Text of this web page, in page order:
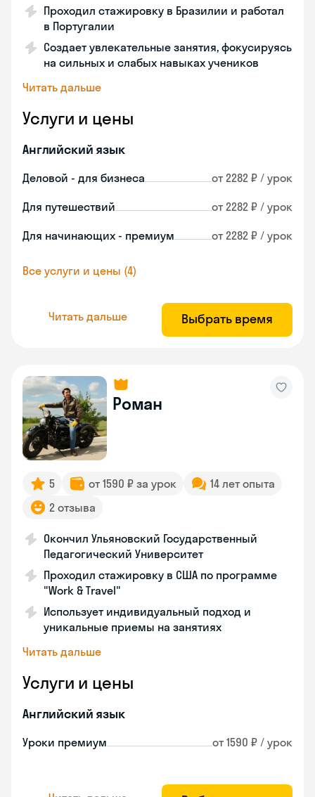
Проходил стажировку в Бразилии и работал
в Португалии
Создает увлекательные занятия, фокусируясь
на сильных и слабых навыках учеников
Читать дальше
Услуги и цены
Английский язык
Деловой - для бизнеса от 2282 ₽ / урок
Для путешествий от 2282 ₽ / урок
Для начинающих - премиум от 2282 ₽ / урок
Все услуги и цены (4)
Читать дальше Выбрать время
Роман
5 от 1590 ₽ за урок
14 лет опыта
2 отзыва
Окончил Ульяновский Государственный
Педагогический Университет
Проходил стажировку в США по программе
"Work & Travel"
Использует индивидуальный подход и
уникальные приемы на занятиях
Читать дальше
Услуги и цены
Английский язык
Уроки премиум от 1590 ₽ / урок